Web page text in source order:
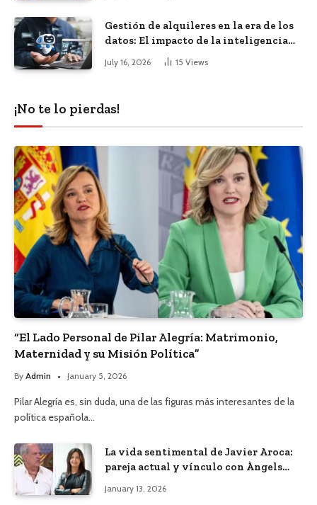
Gestión de alquileres en la era de los
datos: El impacto de la inteligencia
July 16, 2026 15 Views
¡No te lo pierdas!
“El Lado Personal de Pilar Alegría: Matrimonio,
Maternidad y su Misión Política”
By Admin January 5, 2026
Pilar Alegría es, sin duda, una de las figuras más interesantes de la
política española…
La vida sentimental de Javier Aroca:
pareja actual y vínculo con Àngels
January 13, 2026